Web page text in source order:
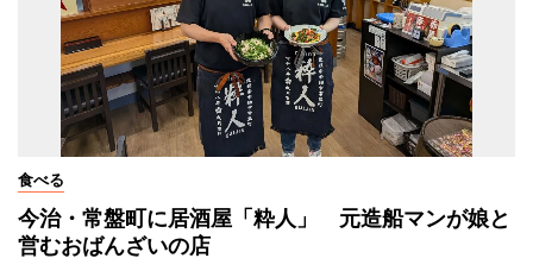
食べる
今治・常盤町に居酒屋「粋人」 元造船マンが娘と
営むおばんざいの店